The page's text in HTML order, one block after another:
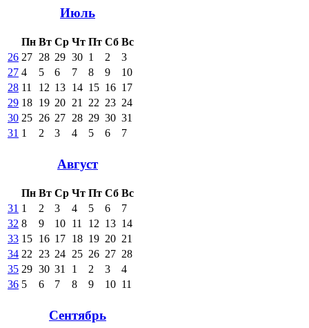
Июль
Пн Вт Ср Чт Пт Сб Вс
26 27 28 29 30 1 2
3
27 4 5 6 7 8 9
10
28 11 12 13 14 15 16 17
29 18 19 20 21 22 23 24
30 25 26 27 28 29 30 31
31 1 2 3 4 5 6 7
Август
Пн Вт Ср Чт Пт Сб Вс
31 1 2 3 4 5 6
7
32 8 9 10 11 12 13 14
33 15 16 17 18 19 20 21
34 22 23 24 25 26 27 28
35 29 30 31 1 2 3
4
36 5 6 7 8 9 10 11
Сентябрь